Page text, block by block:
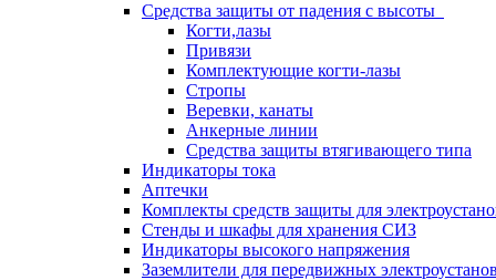
Средства защиты от падения с высоты
Когти,лазы
Привязи
Комплектующие когти-лазы
Стропы
Веревки, канаты
Анкерные линии
Средства защиты втягивающего типа
Индикаторы тока
Аптечки
Комплекты средств защиты для
Стенды и шкафы для хранения СИЗ
Индикаторы высокого напряжения
Заземлители для передвижных